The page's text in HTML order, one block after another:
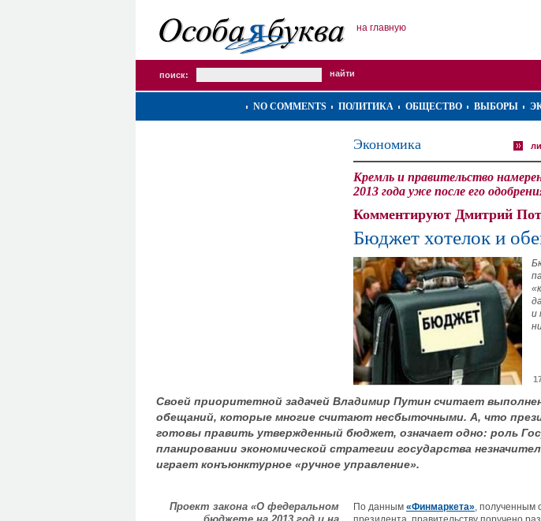
на главную
поиск:
NO COMMENTS ПОЛИТИКА ОБЩЕСТВО ВЫБОРЫ
Экономика
Кремль и правительство
2013 года уже после его
Комментируют Дмитрий
Бюджет хотелок и
и
Своей приоритетной задачей Владимир Путин считает
обещаний, которые многие считают несбыточными. А, что
готовы править утвержденный бюджет, означает одно: роль
планировании экономической стратегии государства
играет конъюнктурное «ручное управление».
Проект закона «О федеральном
По данным «Финмаркета», полученным